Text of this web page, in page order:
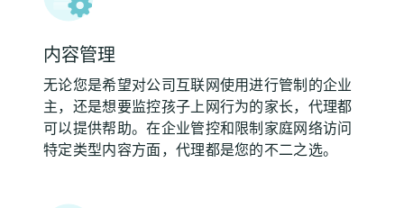
内容管理
无论您是希望对公司互联网使用进行管制的企业
主，还是想要监控孩子上网行为的家长，代理都
可以提供帮助。在企业管控和限制家庭网络访问
特定类型内容方面，代理都是您的不二之选。